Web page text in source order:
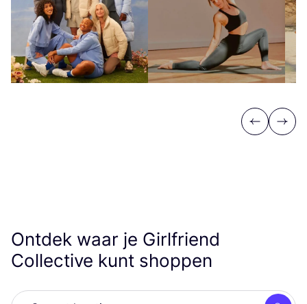
Previous
Next
Ontdek waar je Girlfriend
Collective kunt shoppen